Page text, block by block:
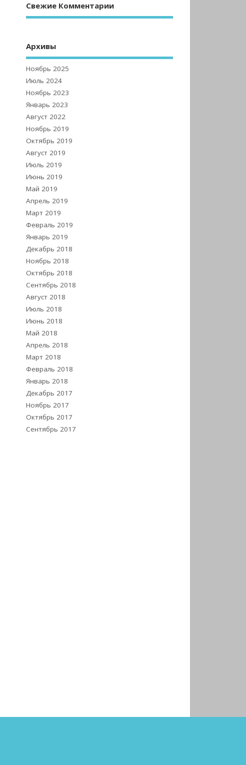
Свежие Комментарии
Архивы
Ноябрь 2025
Июль 2024
Ноябрь 2023
Январь 2023
Август 2022
Ноябрь 2019
Октябрь 2019
Август 2019
Июль 2019
Июнь 2019
Май 2019
Апрель 2019
Март 2019
Февраль 2019
Январь 2019
Декабрь 2018
Ноябрь 2018
Октябрь 2018
Сентябрь 2018
Август 2018
Июль 2018
Июнь 2018
Май 2018
Апрель 2018
Март 2018
Февраль 2018
Январь 2018
Декабрь 2017
Ноябрь 2017
Октябрь 2017
Сентябрь 2017